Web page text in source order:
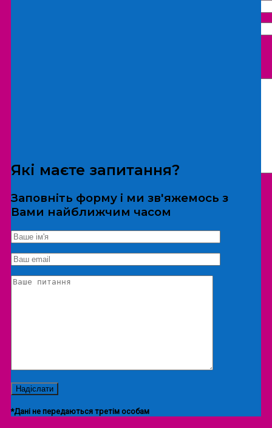
*Дані не передаються третім особам
Екскурсія/локація
Які маєте запитання?
Заповніть форму і ми зв'яжемось з
Вами найближчим часом
*Дані не передаються третім особам